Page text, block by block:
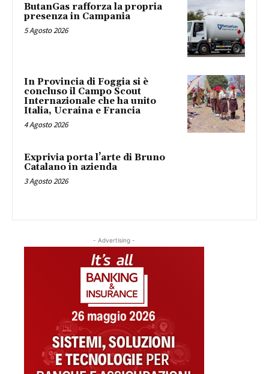
ButanGas rafforza la propria
presenza in Campania
5 Agosto 2026
In Provincia di Foggia si è
concluso il Campo Scout
Internazionale che ha unito
Italia, Ucraina e Francia
4 Agosto 2026
Exprivia porta l’arte di Bruno
Catalano in azienda
3 Agosto 2026
- Advertising -